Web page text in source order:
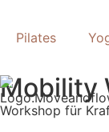
Pilates
Mobility
Workshop für